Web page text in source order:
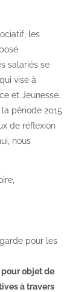
les
salariés se
vise à
et Jeunesse.
période 2015
de réflexion
nous
pour les
pour objet de
à travers